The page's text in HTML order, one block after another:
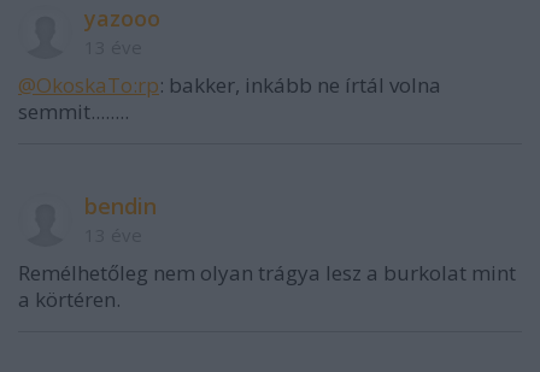
yazooo
@OkoskaTo:rp: bakker, inkább ne írtál volna
semmit........
bendin
Remélhetőleg nem olyan trágya lesz a burkolat mint
a körtéren.